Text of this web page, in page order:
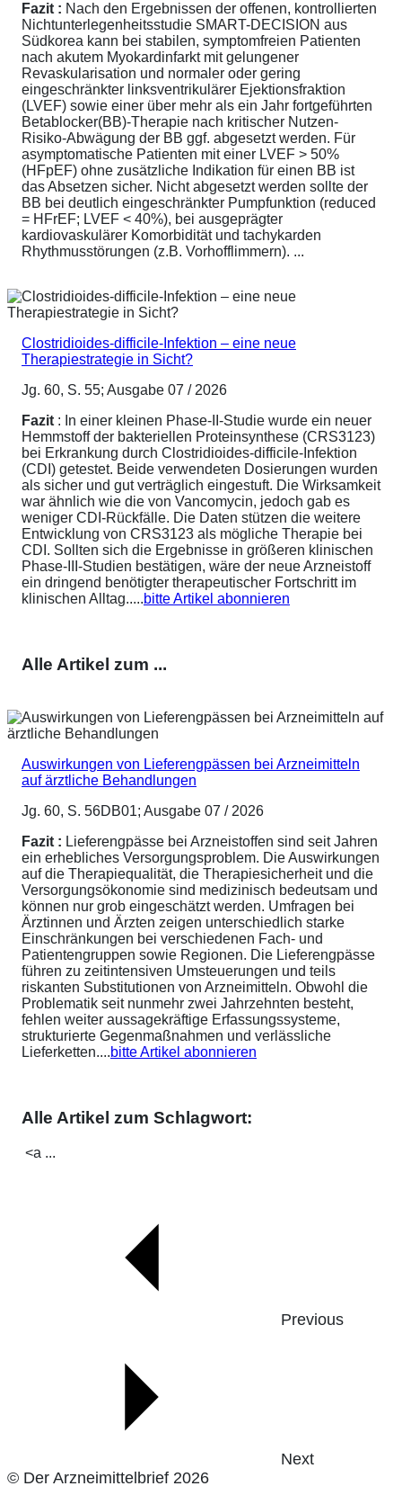
Fazit : Nach den Ergebnissen der offenen, kontrollierten
Nichtunterlegenheitsstudie SMART-DECISION aus
Südkorea kann bei stabilen, symptomfreien Patienten
nach akutem Myokardinfarkt mit gelungener
Revaskularisation und normaler oder gering
eingeschränkter linksventrikulärer Ejektionsfraktion
(LVEF) sowie einer über mehr als ein Jahr fortgeführten
Betablocker(BB)-Therapie nach kritischer Nutzen-
Risiko-Abwägung der BB ggf. abgesetzt werden. Für
asymptomatische Patienten mit einer LVEF > 50%
(HFpEF) ohne zusätzliche Indikation für einen BB ist
das Absetzen sicher. Nicht abgesetzt werden sollte der
BB bei deutlich eingeschränkter Pumpfunktion (reduced
= HFrEF; LVEF < 40%), bei ausgeprägter
kardiovaskulärer Komorbidität und tachykarden
Rhythmusstörungen (z.B. Vorhofflimmern). ...
Clostridioides-difficile-Infektion – eine neue
Therapiestrategie in Sicht?
Jg. 60, S. 55; Ausgabe 07 / 2026
Fazit : In einer kleinen Phase-II-Studie wurde ein neuer
Hemmstoff der bakteriellen Proteinsynthese (CRS3123)
bei Erkrankung durch Clostridioides-difficile-Infektion
(CDI) getestet. Beide verwendeten Dosierungen wurden
als sicher und gut verträglich eingestuft. Die Wirksamkeit
war ähnlich wie die von Vancomycin, jedoch gab es
weniger CDI-Rückfälle. Die Daten stützen die weitere
Entwicklung von CRS3123 als mögliche Therapie bei
CDI. Sollten sich die Ergebnisse in größeren klinischen
Phase-III-Studien bestätigen, wäre der neue Arzneistoff
ein dringend benötigter therapeutischer Fortschritt im
klinischen Alltag.....bitte Artikel abonnieren
Alle Artikel zum ...
Auswirkungen von Lieferengpässen bei Arzneimitteln
auf ärztliche Behandlungen
Jg. 60, S. 56DB01; Ausgabe 07 / 2026
Fazit : Lieferengpässe bei Arzneistoffen sind seit Jahren
ein erhebliches Versorgungsproblem. Die Auswirkungen
auf die Therapiequalität, die Therapiesicherheit und die
Versorgungsökonomie sind medizinisch bedeutsam und
können nur grob eingeschätzt werden. Umfragen bei
Ärztinnen und Ärzten zeigen unterschiedlich starke
Einschränkungen bei verschiedenen Fach- und
Patientengruppen sowie Regionen. Die Lieferengpässe
führen zu zeitintensiven Umsteuerungen und teils
riskanten Substitutionen von Arzneimitteln. Obwohl die
Problematik seit nunmehr zwei Jahrzehnten besteht,
fehlen weiter aussagekräftige Erfassungssysteme,
strukturierte Gegenmaßnahmen und verlässliche
Lieferketten....bitte Artikel abonnieren
Alle Artikel zum Schlagwort:
<a ...
Previous
Next
© Der Arzneimittelbrief 2026